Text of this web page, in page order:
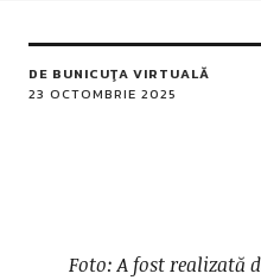
DE BUNICUŢA VIRTUALĂ
23 OCTOMBRIE 2025
Foto: A fost realizată